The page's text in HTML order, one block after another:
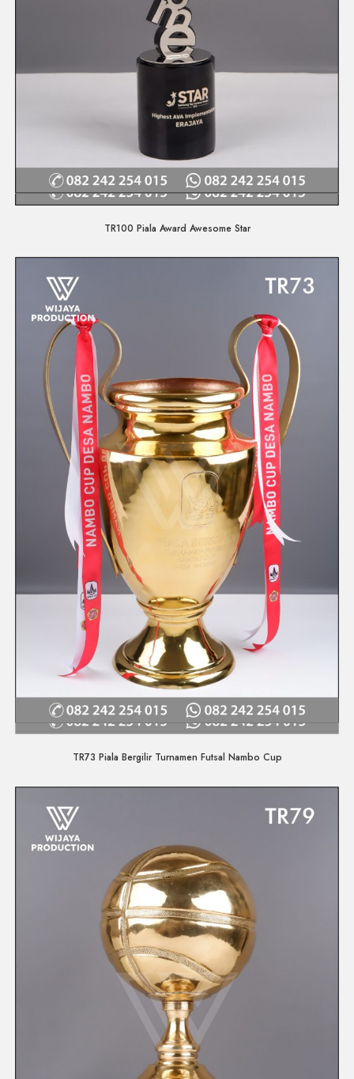
Quick View
TR100 Piala Award Awesome Star
Quick View
TR73 Piala Bergilir Turnamen Futsal Nambo Cup